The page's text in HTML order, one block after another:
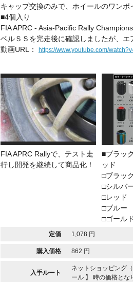
キャップ交換のみで、ホイールのワンポ
■4個入り
FIA APRC - Asia-Pacific Rally
ベルＳＳを完走後に確認しましたが、エ
動画URL：
https://www.youtube.com/
FIA APRC Rallyで、テスト走
行し開発を継続して商品化！
■ブラッ
ッド
□ブラック
□シルバ
□レッド
□ブルー
□ゴールド
定価 1,078 円
購入価格 862 円
入手ルート
ネットショッピング
ール 】 時の価格とな